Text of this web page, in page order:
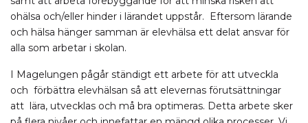
ohälsa och/eller hinder i lärandet uppstår. Eftersom lärande
och hälsa hänger samman är elevhälsa ett delat ansvar för
alla som arbetar i skolan.
I Magelungen pågår ständigt ett arbete för att utveckla
och förbättra elevhälsan så att elevernas förutsättningar
att lära, utvecklas och må bra optimeras. Detta arbete sker